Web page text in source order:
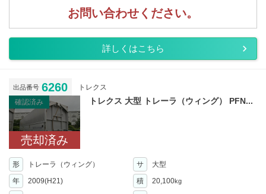
お問い合わせください。
詳しくはこちら
出品番号 6260
トレクス
確認済み
売却済み
トレクス 大型 トレーラ（ウィング） PFN...
形 トレーラ（ウィング） サ
大型
年
2009(H21) 積 20,100kg